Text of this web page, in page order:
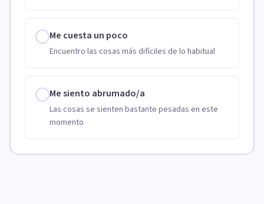
Me cuesta un poco
Encuentro las cosas más difíciles de lo habitual
Me siento abrumado/a
Las cosas se sienten bastante pesadas en este
momento